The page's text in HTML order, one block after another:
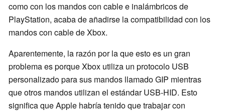
como con los mandos con cable e inalámbricos de
PlayStation, acaba de añadirse la compatibilidad con los
mandos con cable de Xbox.
Aparentemente, la razón por la que esto es un gran
problema es porque Xbox utiliza un protocolo USB
personalizado para sus mandos llamado GIP mientras
que otros mandos utilizan el estándar USB-HID. Esto
significa que Apple habría tenido que trabajar con